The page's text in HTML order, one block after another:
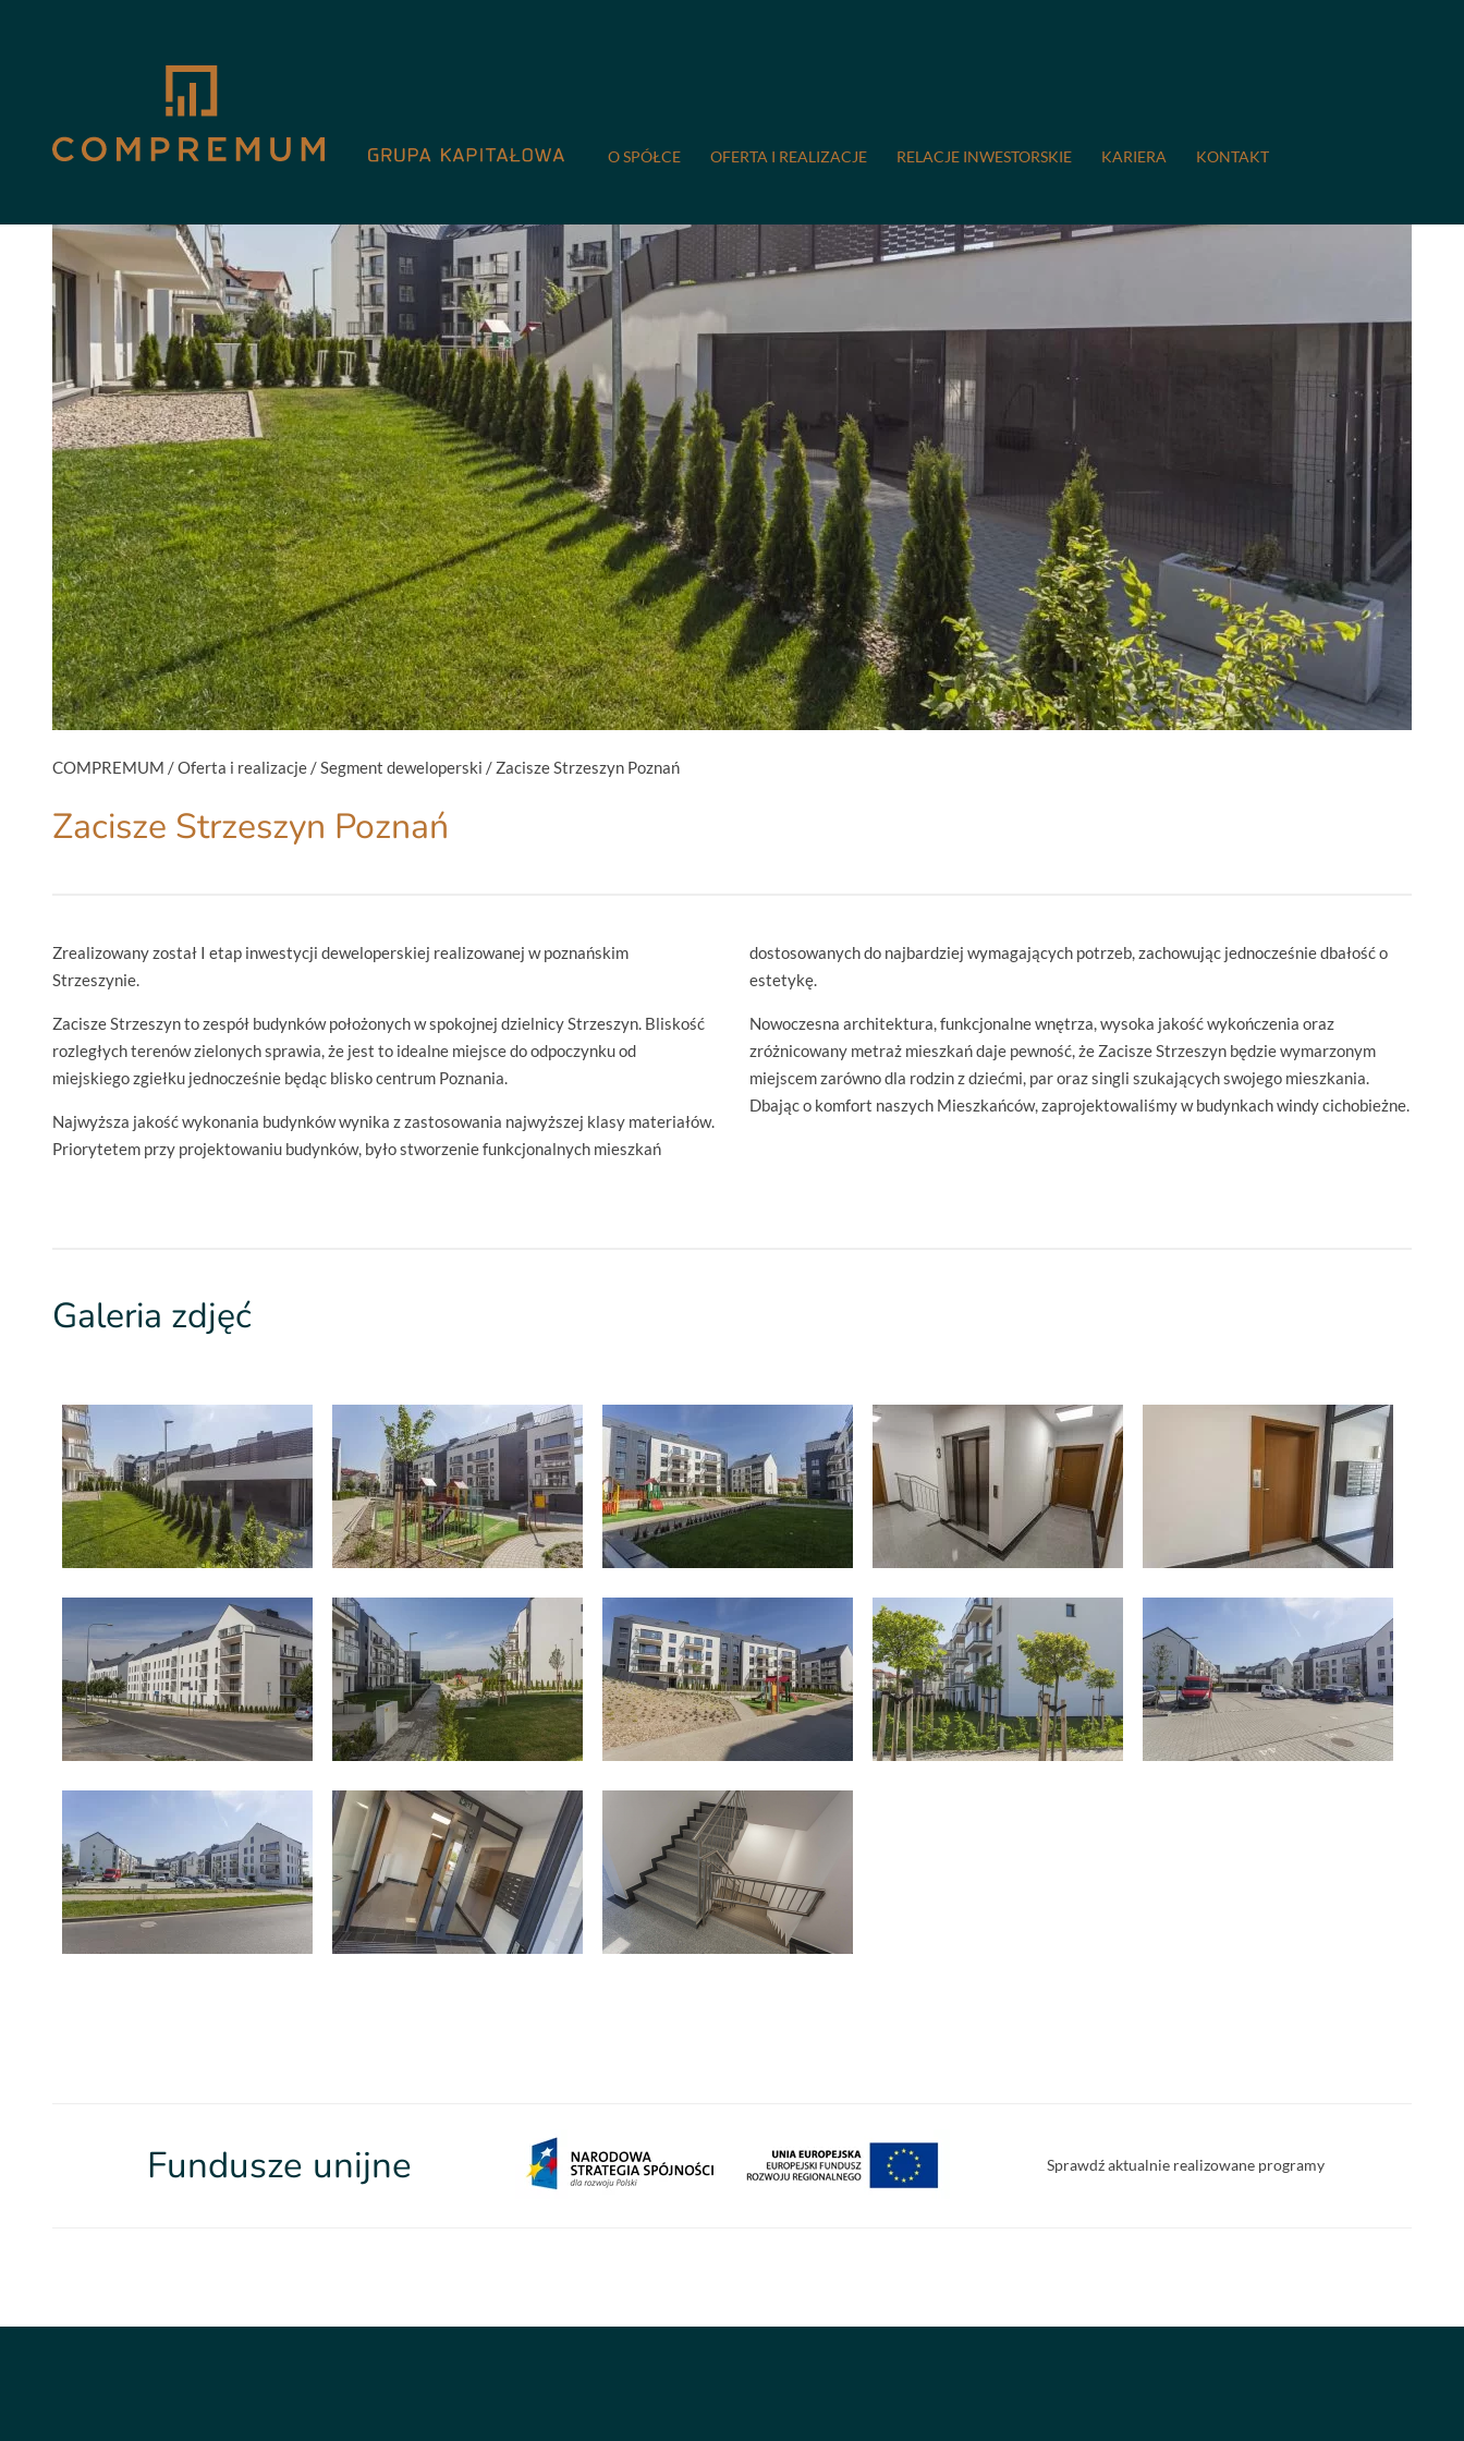
O SPÓŁCE OFERTA I REALIZACJE RELACJE INWESTORSKIE KARIERA KONTAKT
COMPREMUM /Oferta i realizacje /Segment deweloperski / Zacisze Strzeszyn Poznań
Zacisze Strzeszyn Poznań
Zrealizowany został I etap inwestycji deweloperskiej realizowanej w poznańskim
Strzeszynie.
Zacisze Strzeszyn to zespół budynków położonych w spokojnej dzielnicy Strzeszyn. Bliskość
rozległych terenów zielonych sprawia, że jest to idealne miejsce do odpoczynku od
miejskiego zgiełku jednocześnie będąc blisko centrum Poznania.
Najwyższa jakość wykonania budynków wynika z zastosowania najwyższej klasy materiałów.
Priorytetem przy projektowaniu budynków, było stworzenie funkcjonalnych mieszkań
dostosowanych do najbardziej wymagających potrzeb, zachowując jednocześnie dbałość o
estetykę.
Nowoczesna architektura, funkcjonalne wnętrza, wysoka jakość wykończenia oraz
zróżnicowany metraż mieszkań daje pewność, że Zacisze Strzeszyn będzie wymarzonym
miejscem zarówno dla rodzin z dziećmi, par oraz singli szukających swojego mieszkania.
Dbając o komfort naszych Mieszkańców, zaprojektowaliśmy w budynkach windy cichobieżne.
Galeria zdjęć
Fundusze unijne Sprawdź aktualnie realizowane programy